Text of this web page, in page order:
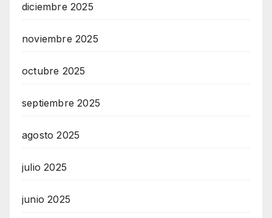
diciembre 2025
noviembre 2025
octubre 2025
septiembre 2025
agosto 2025
julio 2025
junio 2025